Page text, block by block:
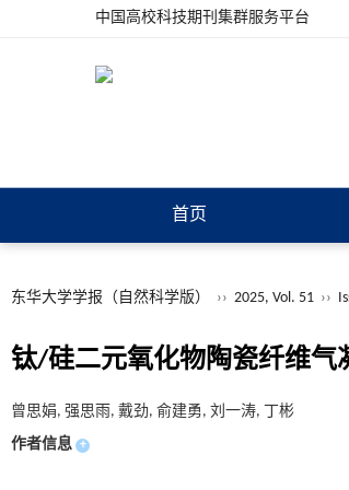
中国高校科技期刊集群服务平台
首页
东华大学学报（自然科学版） ›› 2025, Vol. 51 ››
钛/硅二元氧化物陶瓷纤维气
曾思娟, 强思雨, 戴劲, 俞建勇, 刘一涛, 丁彬
作者信息 +